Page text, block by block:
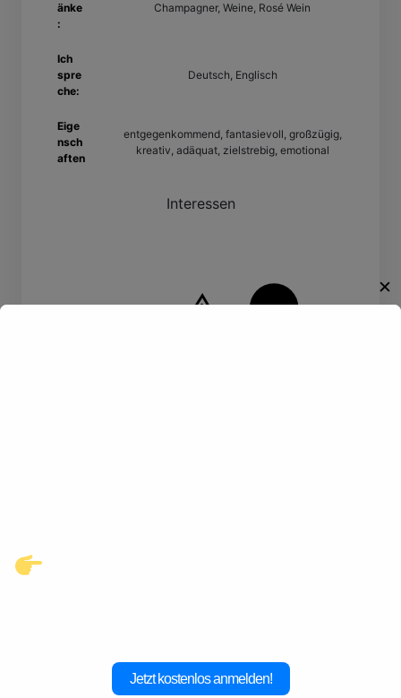
änke
:
Champagner, Weine, Rosé Wein
Ich
spre
che:
Deutsch, Englisch
Eige
nsch
aften
entgegenkommend, fantasievoll, großzügig,
kreativ, adäquat, zielstrebig, emotional
Interessen
✕
Jetzt kostenlos anmelden!